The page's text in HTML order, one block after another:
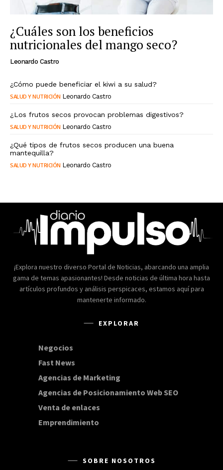
¿Cuáles son los beneficios
nutricionales del mango seco?
Leonardo Castro
¿Cómo puede beneficiar el kiwi a su salud?
SALUD Y NUTRICIÓN Leonardo Castro
¿Los frutos secos provocan problemas digestivos?
SALUD Y NUTRICIÓN Leonardo Castro
¿Qué tipos de frutos secos producen una buena
mantequilla?
SALUD Y NUTRICIÓN Leonardo Castro
¡Explora nuestro diverso Portal de Noticias, abarcando una amplia
gama de temas apasionantes! Desde noticias de última hora hasta
artículos profundos y análisis perspicaces, estamos aquí para
mantenerte informado.
EXPLORAR
Negocios
Fast News
Agencias de Marketing
Agencias de Posicionamiento Web SEO20
Venta de enlaces
Emprendimiento
SOBRE NOSOTROS